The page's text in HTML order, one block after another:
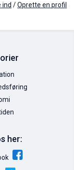
penge
ind /Oprette en profil
her: